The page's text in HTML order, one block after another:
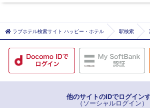
急患医療センター前
江尻
高岡
高岡
羽咋エリア
ラブホテル検索サイト ハッピー・ホテル 駅検索
他のサイトのIDでログイン
（ソーシャルログイン）